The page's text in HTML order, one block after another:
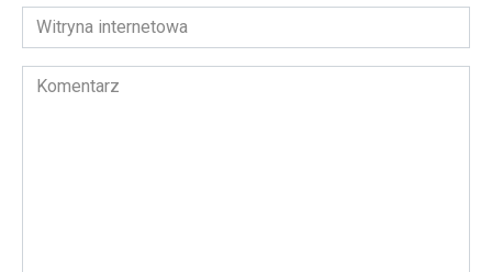
*Witryna
internetowa
Komentarz